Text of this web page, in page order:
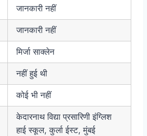
जानकारी नहीं
जानकारी नहीं
मिर्जा साक्लेन
नहीं हुई थी
कोई भी नहीं
केदारनाथ विद्या प्रसारिणी इंग्लिश
हाई स्कूल, कुर्ला ईस्ट, मुंबई